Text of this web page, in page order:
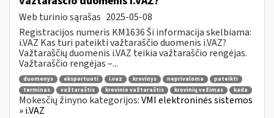
Web turinio sąrašas 2025-05-08
Registracijos numeris KM1636 Ši informacija skelbiama:
i.VAZ Kas turi pateikti važtaraščio duomenis i.VAZ?
Važtaraščių duomenis i.VAZ teikia važtaraščio rengėjas.
Važtaraščio rengėjas –...
duomenys eksportuoti i.vaz krovinys neprivaloma
pateikti
terminas
važtaraštis krovinio važtaraštis krovinių vežimas kada
Mokesčių žinyno kategorijos:VMI elektroninės sistemos
» i.VAZ